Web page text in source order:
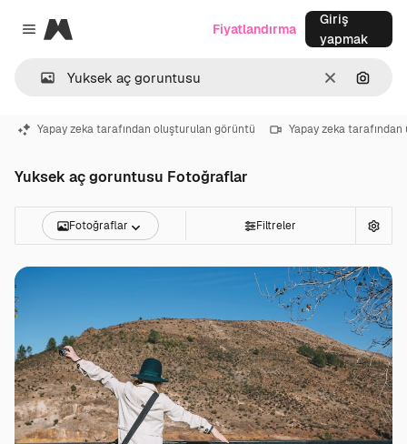
Close menu
Magnific
Temizlemek
Fiyatlandırma
Giriş
yapmak
Yapay zeka tarafından oluşturulan görüntü Yapay zeka
Yuksek aç goruntusu Fotoğraflar
Fotoğraflar Filtreler